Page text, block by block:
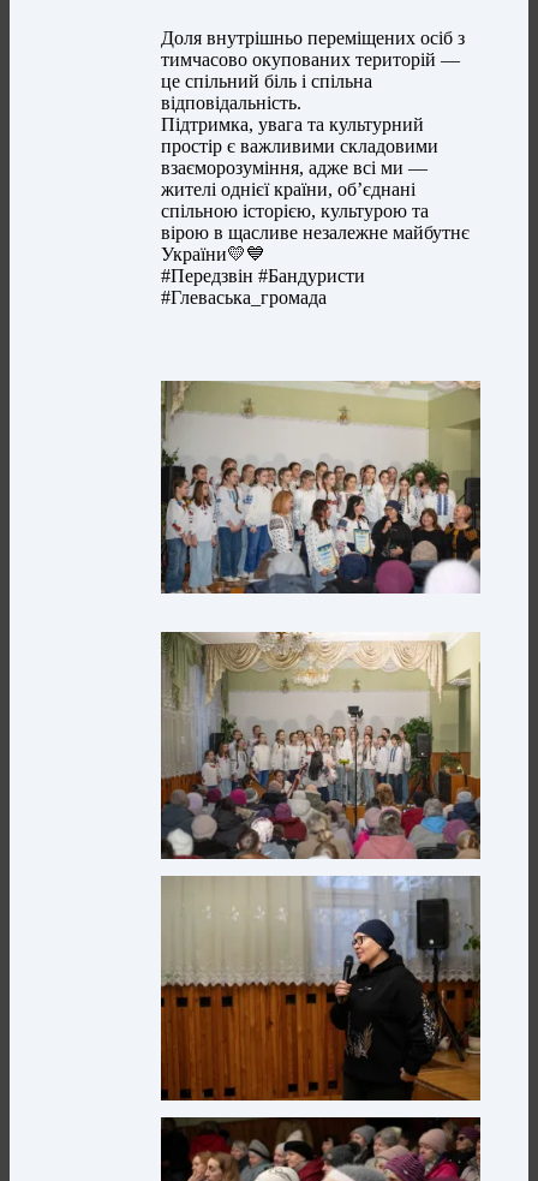
Доля внутрішньо переміщених осіб з
тимчасово окупованих територій —
це спільний біль і спільна
відповідальність.
Підтримка, увага та культурний
простір є важливими складовими
взаєморозуміння, адже всі ми —
жителі однієї країни, об’єднані
спільною історією, культурою та
вірою в щасливе незалежне майбутнє
України💛💙
#Передзвін #Бандуристи
#Глеваська_громада